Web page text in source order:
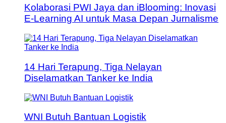
Kolaborasi PWI Jaya dan iBlooming: Inovasi
E-Learning AI untuk Masa Depan Jurnalisme
14 Hari Terapung, Tiga Nelayan
Diselamatkan Tanker ke India
WNI Butuh Bantuan Logistik